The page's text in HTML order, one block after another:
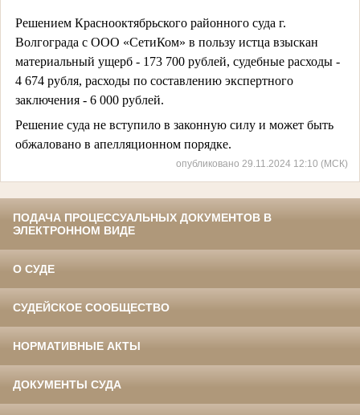
Решением Краснооктябрьского районного суда г.
Волгограда с ООО «СетиКом» в пользу истца взыскан
материальный ущерб - 173 700 рублей, судебные расходы -
4 674 рубля, расходы по составлению экспертного
заключения - 6 000 рублей.
Решение суда не вступило в законную силу и может быть
обжаловано в апелляционном порядке.
опубликовано 29.11.2024 12:10 (МСК)
ПОДАЧА ПРОЦЕССУАЛЬНЫХ ДОКУМЕНТОВ В
ЭЛЕКТРОННОМ ВИДЕ
О СУДЕ
СУДЕЙСКОЕ СООБЩЕСТВО
НОРМАТИВНЫЕ АКТЫ
ДОКУМЕНТЫ СУДА